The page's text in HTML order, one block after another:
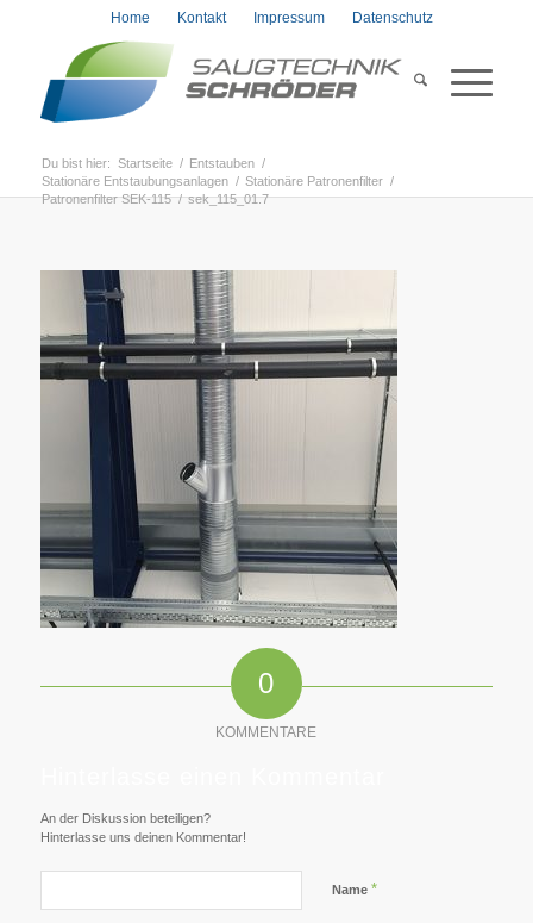
Home Kontakt Impressum Datenschutz
Du bist hier: Startseite / Entstauben /
Stationäre Entstaubungsanlagen / Stationäre Patronenfilter /
Patronenfilter SEK-115 / sek_115_01.7
0
KOMMENTARE
An der Diskussion beteiligen?
Hinterlasse uns deinen Kommentar!
Name *